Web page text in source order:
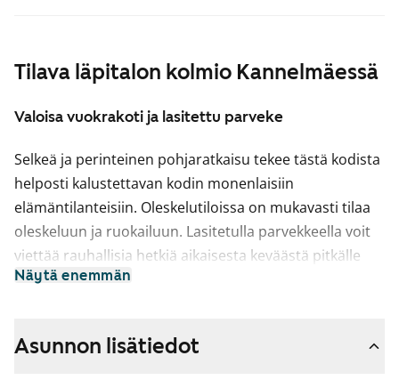
Tilava läpitalon kolmio Kannelmäessä
Valoisa vuokrakoti ja lasitettu parveke
Selkeä ja perinteinen pohjaratkaisu tekee tästä kodista
helposti kalustettavan kodin monenlaisiin
elämäntilanteisiin. Oleskelutiloissa on mukavasti tilaa
oleskeluun ja ruokailuun. Lasitetulla parvekkeella voit
viettää rauhallisia hetkiä aikaisesta keväästä pitkälle
syksyyn.
aamiaishetkiin. Kylpyhuoneessa on tilaa
Näytä enemmän
Asunnon lisätiedot